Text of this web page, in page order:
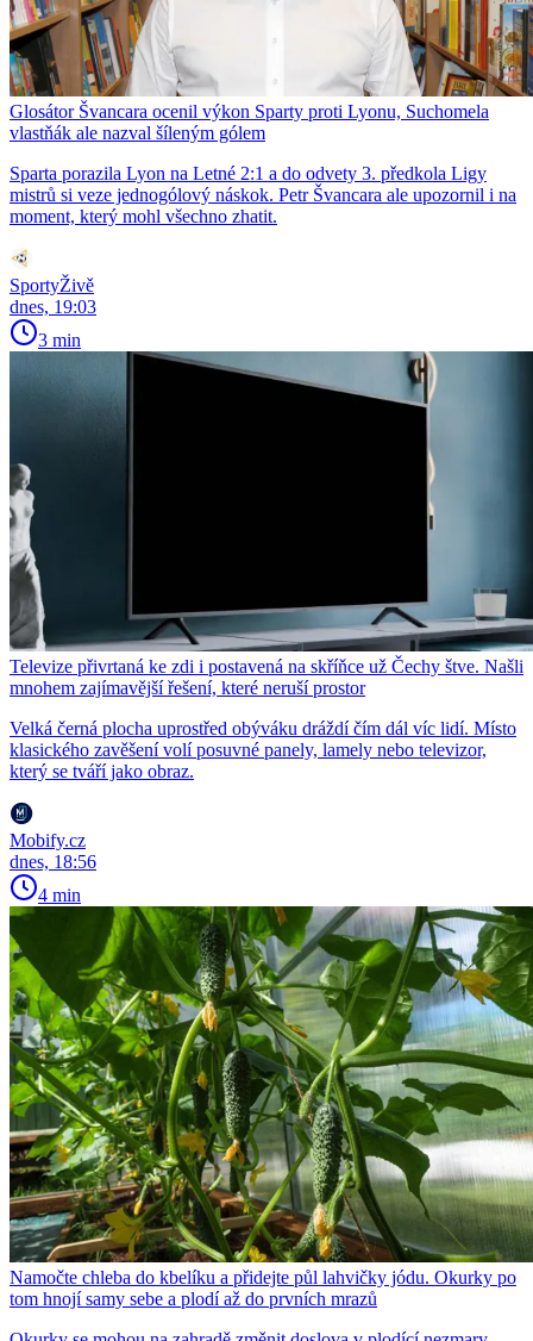
Glosátor Švancara ocenil výkon Sparty proti Lyonu, Suchomela
vlastňák ale nazval šíleným gólem
Sparta porazila Lyon na Letné 2:1 a do odvety 3. předkola Ligy
mistrů si veze jednogólový náskok. Petr Švancara ale upozornil i na
moment, který mohl všechno zhatit.
SportyŽivě
dnes, 19:03
3 min
Televize přivrtaná ke zdi i postavená na skříňce už Čechy štve. Našli
mnohem zajímavější řešení, které neruší prostor
Velká černá plocha uprostřed obýváku dráždí čím dál víc lidí. Místo
klasického zavěšení volí posuvné panely, lamely nebo televizor,
který se tváří jako obraz.
Mobify.cz
dnes, 18:56
4 min
Namočte chleba do kbelíku a přidejte půl lahvičky jódu. Okurky po
tom hnojí samy sebe a plodí až do prvních mrazů